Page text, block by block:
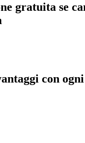
gratuita se
con